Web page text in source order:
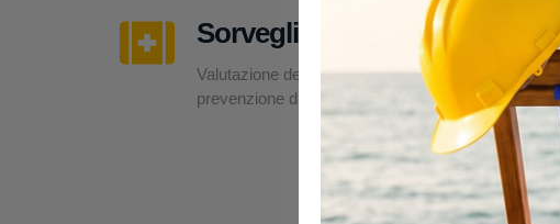
Sorveglianza sanitaria
Valutazione dei rischi, esami medici e
prevenzione direttamente in cantiere.